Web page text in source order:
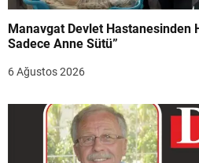
Manavgat Devlet Hastanesinden
Sadece Anne Sütü”
6 Ağustos 2026